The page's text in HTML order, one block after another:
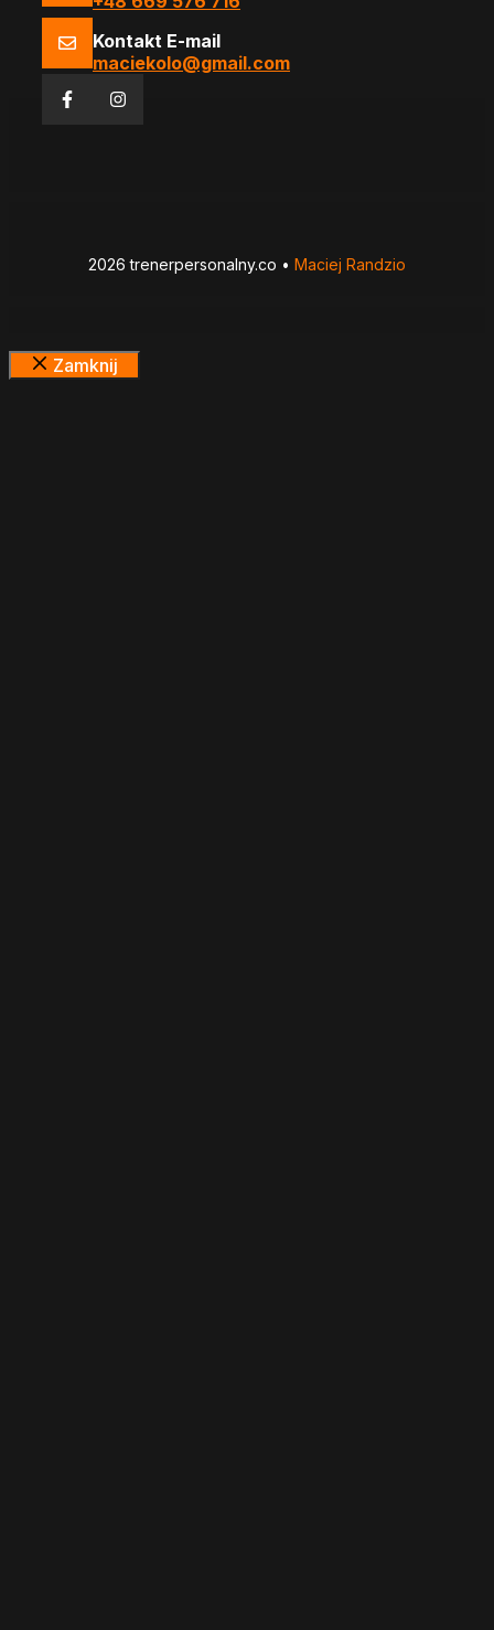
Kontakt E-mail
maciekolo@gmail.com
2026 trenerpersonalny.co • Maciej Randzio
Zamknij